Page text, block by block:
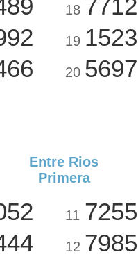
18 7712
19 1523
20 5697
Entre Rios
Primera
11 7255
12 7985